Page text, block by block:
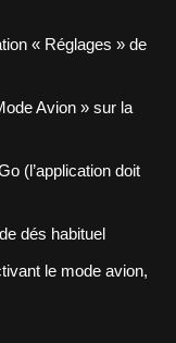
« Réglages » de
Avion » sur la
(l’application doit
dés habituel
le mode avion,